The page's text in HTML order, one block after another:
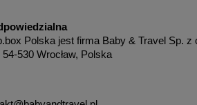
Polska jest firma Baby & Travel Sp. z
530 Wrocław, Polska